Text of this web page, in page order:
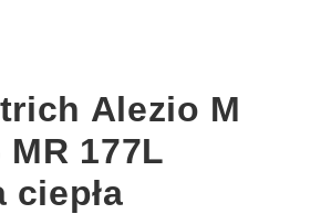
Alezio M
MR 177L
ciepła